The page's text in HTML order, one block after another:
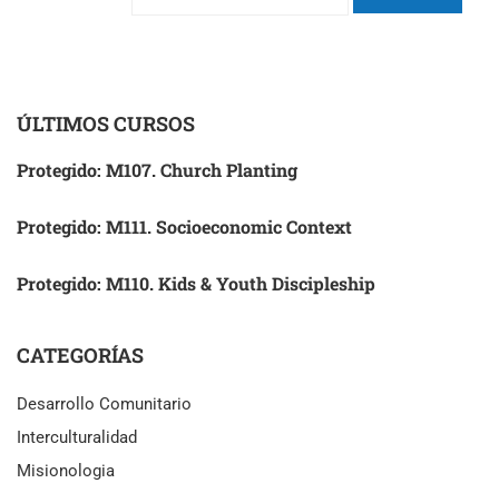
ÚLTIMOS CURSOS
Protegido: M107. Church Planting
Protegido: M111. Socioeconomic Context
Protegido: M110. Kids & Youth Discipleship
CATEGORÍAS
Desarrollo Comunitario
Interculturalidad
Misionologia